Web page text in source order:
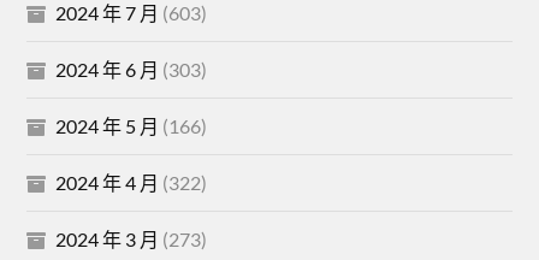
2024 年 7 月 (603)
2024 年 6 月 (303)
2024 年 5 月 (166)
2024 年 4 月 (322)
2024 年 3 月 (273)